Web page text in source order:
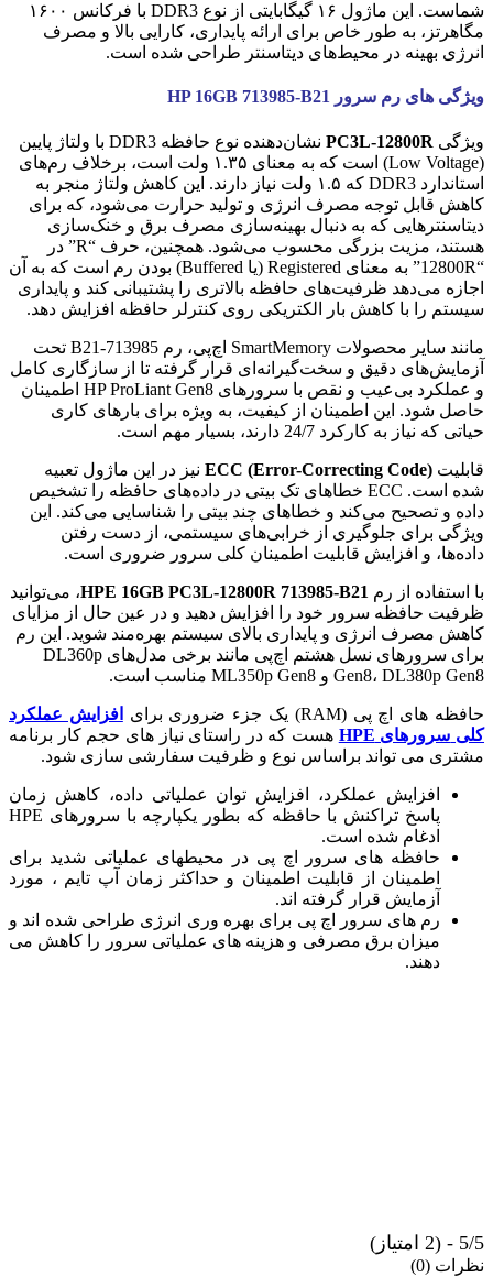
شماست. این ماژول ۱۶ گیگابایتی از نوع DDR3 با فرکانس ۱۶۰۰
مگاهرتز، به طور خاص برای ارائه پایداری، کارایی بالا و مصرف
انرژی بهینه در محیط‌های دیتاسنتر طراحی شده است.
ویژگی های رم سرور HP 16GB 713985-B21
ویژگی PC3L-12800R
نشان‌دهنده نوع حافظه DDR3 با ولتاژ پایین
(Low Voltage) است که به معنای ۱.۳۵ ولت است، برخلاف رم‌های
استاندارد DDR3 که ۱.۵ ولت نیاز دارند. این کاهش ولتاژ منجر به
کاهش قابل توجه مصرف انرژی و تولید حرارت می‌شود، که برای
دیتاسنترهایی که به دنبال بهینه‌سازی مصرف برق و خنک‌سازی
هستند، مزیت بزرگی محسوب می‌شود. همچنین، حرف “R” در
“12800R” به معنای Registered (یا Buffered) بودن رم است که به آن
اجازه می‌دهد ظرفیت‌های حافظه بالاتری را پشتیبانی کند و پایداری
سیستم را با کاهش بار الکتریکی روی کنترلر حافظه افزایش دهد.
مانند سایر محصولات SmartMemory اچ‌پی، رم 713985-B21 تحت
آزمایش‌های دقیق و سخت‌گیرانه‌ای قرار گرفته تا از سازگاری کامل
و عملکرد بی‌عیب و نقص با سرورهای HP ProLiant Gen8 اطمینان
حاصل شود. این اطمینان از کیفیت، به ویژه برای بارهای کاری
حیاتی که نیاز به کارکرد 24/7 دارند، بسیار مهم است.
قابلیت ECC (Error-Correcting Code) نیز در این ماژول تعبیه
شده است. ECC خطاهای تک بیتی در داده‌های حافظه را تشخیص
داده و تصحیح می‌کند و خطاهای چند بیتی را شناسایی می‌کند. این
ویژگی برای جلوگیری از خرابی‌های سیستمی، از دست رفتن
داده‌ها، و افزایش قابلیت اطمینان کلی سرور ضروری است.
با استفاده از رم HPE 16GB PC3L-12800R 713985-B21، می‌توانید
ظرفیت حافظه سرور خود را افزایش دهید و در عین حال از مزایای
کاهش مصرف انرژی و پایداری بالای سیستم بهره‌مند شوید. این رم
برای سرورهای نسل هشتم اچ‌پی مانند برخی مدل‌های DL360p
Gen8، DL380p Gen8 و ML350p Gen8 مناسب است.
حافظه های اچ پی (RAM) یک جزء ضروری برای
افزایش عملکرد
کلی سرورهای HPE
هست که در راستای نیاز های حجم کار برنامه
مشتری می تواند براساس نوع و ظرفیت سفارشی سازی شود.
افزایش عملکرد، افزایش توان عملیاتی داده، کاهش زمان
پاسخ تراکنش با حافظه که بطور یکپارچه با سرورهای HPE
ادغام شده است.
حافظه های سرور اچ پی در محیطهای عملیاتی شدید برای
اطمینان از قابلیت اطمینان و حداکثر زمان آپ تایم ، مورد
آزمایش قرار گرفته اند.
رم های سرور اچ پی برای بهره وری انرژی طراحی شده اند و
میزان برق مصرفی و هزینه های عملیاتی سرور را کاهش می
دهند.
5/5 - (2 امتیاز)
نظرات (0)